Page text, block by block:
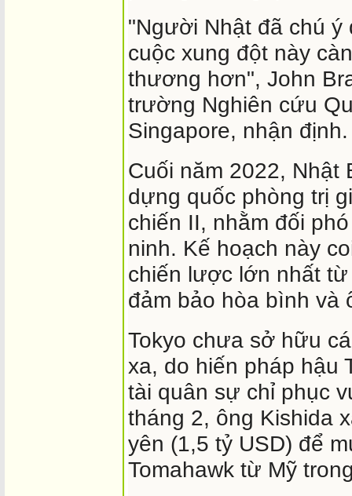
"Người Nhật đã chú
cuộc xung đột này
thương hơn", John
trường Nghiên cứu
Singapore, nhận định.
Cuối năm 2022, Nhật
dựng quốc phòng trị
chiến II, nhằm đối
ninh. Kế hoạch này
chiến lược lớn nhất
đảm bảo hòa bình và
Tokyo chưa sở hữu
xa, do hiến pháp hậu
tài quân sự chỉ phục
tháng 2, ông Kishida
yên (1,5 tỷ USD) để
Tomahawk từ Mỹ